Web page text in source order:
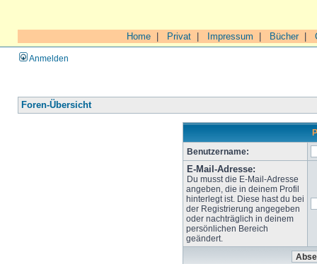
Home Privat Impressum Bücher|
Anmelden
Foren-Übersicht
Benutzername:
E-Mail-Adresse:
Du musst die E-Mail-Adresse
angeben, die in deinem Profil
hinterlegt ist. Diese hast du bei
der Registrierung angegeben
oder nachträglich in deinem
persönlichen Bereich
geändert.